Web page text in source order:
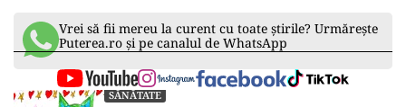
Vrei să fii mereu la curent cu toate știrile? Urmărește
Puterea.ro și pe canalul de WhatsApp
SĂNĂTATE